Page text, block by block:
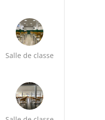
Salle de classe